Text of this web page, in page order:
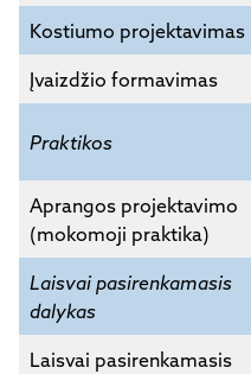
Kostiumo projektavimas
Įvaizdžio formavimas
Praktikos
Aprangos projektavimo
(mokomoji praktika)
Laisvai pasirenkamasis
dalykas
Laisvai pasirenkamasis